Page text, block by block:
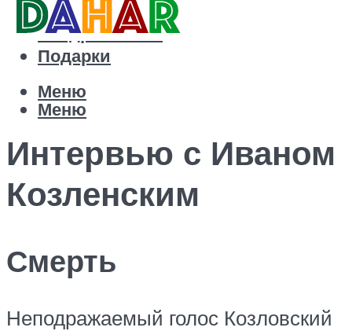
Корпоратив
Поздравления
Подарки
Меню
Меню
Интервью с Иваном
Козленским
Смерть
Неподражаемый голос Козловский